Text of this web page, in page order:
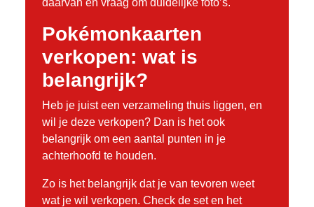
daarvan en vraag om duidelijke foto’s.
Pokémonkaarten
verkopen: wat is
belangrijk?
Heb je juist een verzameling thuis liggen, en
wil je deze verkopen? Dan is het ook
belangrijk om een aantal punten in je
achterhoofd te houden.
Zo is het belangrijk dat je van tevoren weet
wat je wil verkopen. Check de set en het